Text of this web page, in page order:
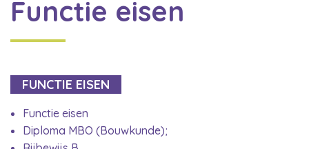
Functie eisen
FUNCTIE EISEN
Functie eisen
Diploma MBO (Bouwkunde);